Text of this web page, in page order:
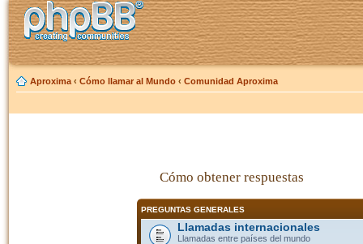
Aproxima ‹ Cómo llamar al Mundo ‹ Comunidad Aproxima
Cómo obtener respuestas
PREGUNTAS GENERALES
Llamadas internacionales
Llamadas entre países del mundo